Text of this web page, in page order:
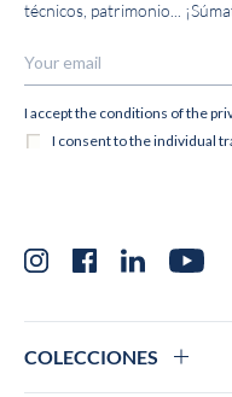
técnicos, patrimonio...
InstagramFacebookLinkedInYouTube
COLECCIONES